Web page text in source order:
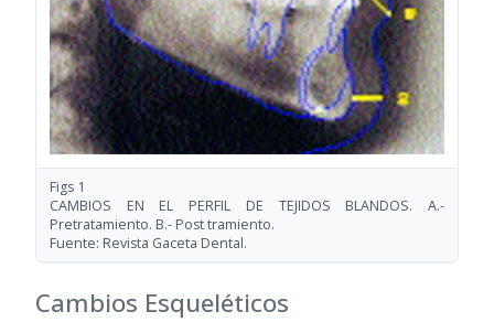
Figs 1
CAMBIOS EN EL PERFIL DE TEJIDOS BLANDOS. A.-
Pretratamiento. B.- Post tramiento.
Fuente: Revista Gaceta Dental.
Cambios Esqueléticos